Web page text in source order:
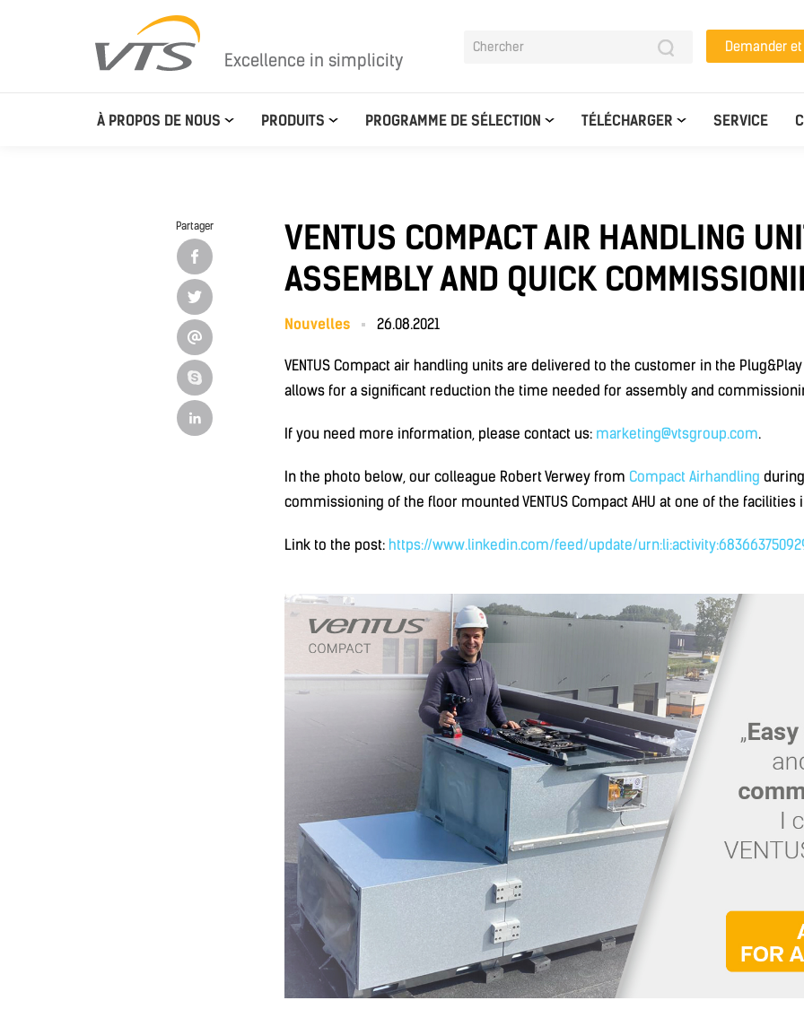
Excellence in simplicity
Demander
À PROPOS DE NOUS PRODUITS PROGRAMME DE SÉLECTION TÉLÉCHARGER SERVICE
Partager
VENTUS COMPACT AIR HANDLING
ASSEMBLY AND QUICK
Nouvelles 26.08.2021
VENTUS Compact air handling units are delivered to the customer in the
allows for a significant reduction the time needed for assembly and
If you need more information, please contact us: marketing@vtsgroup.com.
In the photo below, our colleague Robert Verwey from Compact Airhandling
commissioning of the floor mounted VENTUS Compact AHU at one of the facilities
Link to the post: https://www.linkedin.com/feed/update/